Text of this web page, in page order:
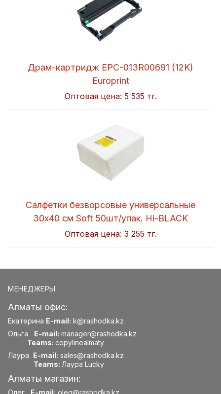
Драм-картридж EPC-013R00691 (12K)
Europrint
Оптовая цена: 5 535 тг.
Салфетки безворсовые универсальные
30x40 см Soft 50шт/упак. Hi-BLACK
Оптовая цена: 3 255 тг.
МЕНЕДЖЕРЫ
Алматы офис:
Екатерина E-mail: k@rashodka.kz
Ольга E-mail: manager@rashodka.kz
Teams: copylinealmaty
Лаура E-mail: sales@rashodka.kz
Teams: Лаура Lucky
Алматы магазин:
Олег E-mail: oleg@rashodka.kz